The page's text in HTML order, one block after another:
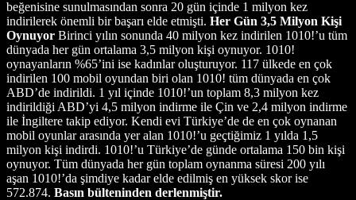
beğenisine sunulmasından sonra 20 gün içinde 1 milyon kez
indirilerek önemli bir başarı elde etmişti. Her Gün 3,5 Milyon Kişi
Oynuyor Birinci yılın sonunda 40 milyon kez indirilen 1010!’u tüm
dünyada her gün ortalama 3,5 milyon kişi oynuyor. 1010!
oynayanların %65’ini ise kadınlar oluşturuyor. 117 ülkede en çok
indirilen 100 mobil oyundan biri olan 1010! tüm dünyada en çok
ABD’de indirildi. 1 yıl içinde 1010!’un toplam 8,3 milyon kez
indirildiği ABD’yi 4,5 milyon indirme ile Çin ve 2,4 milyon indirme
ile İngiltere takip ediyor. Kendi evi Türkiye’de de en çok oynanan
mobil oyunlar arasında yer alan 1010!’u geçtiğimiz 1 yılda 1,5
milyon kişi indirdi. 1010!’u Türkiye’de günde ortalama 150 bin kişi
oynuyor. Tüm dünyada her gün toplam oynanma süresi 200 yılı
aşan 1010!’da şimdiye kadar elde edilmiş en yüksek skor ise
572.874. Basın bülteninden derlenmiştir.